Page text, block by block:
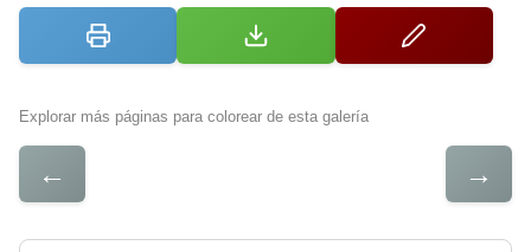
Explorar más páginas para colorear de esta galería
← →